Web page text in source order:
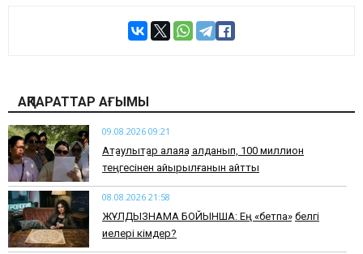
АҚПАРАТТАР АҒЫМЫ
09.08.2026 09:21
Ақтаулықтар алаяққа алданып, 100 миллион
теңгесінен айырылғанын айтты
08.08.2026 21:58
ЖҰЛДЫЗНАМА БОЙЫНША: Ең «бетпақ» белгі
иелері кімдер?